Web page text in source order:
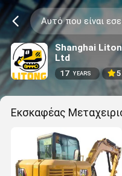
Shanghai
Ltd
17 YEARS
Εκσκαφέας